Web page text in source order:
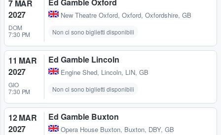
7 MAR
2027
DOM
7:30 PM
New Theatre Oxford, Oxford, Oxfordshire, GB
Non ci sono biglietti disponibili
11 MAR
2027
GIO
7:30 PM
Ed Gamble Lincoln
Engine Shed, Lincoln, LIN, GB
Non ci sono biglietti disponibili
12 MAR
2027
Ed Gamble Buxton
Opera House Buxton, Buxton, DBY, GB